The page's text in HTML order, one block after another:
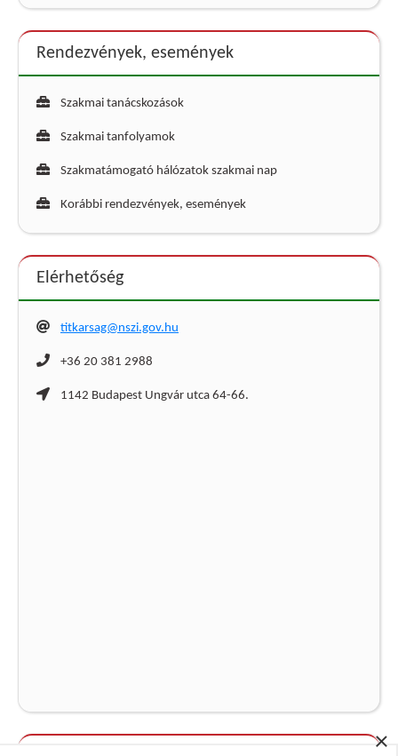
×
Rendezvények, események
Szakmai tanácskozások
Szakmai tanfolyamok
Szakmatámogató hálózatok szakmai nap
Korábbi rendezvények, események
Elérhetőség
titkarsag@nszi.gov.hu
+36 20 381 2988
1142 Budapest Ungvár utca 64-66.